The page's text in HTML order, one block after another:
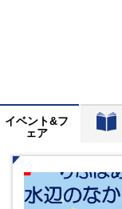
イベント&フ
ェア